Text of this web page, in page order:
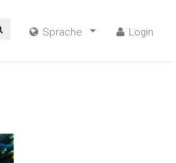
Sprache Login